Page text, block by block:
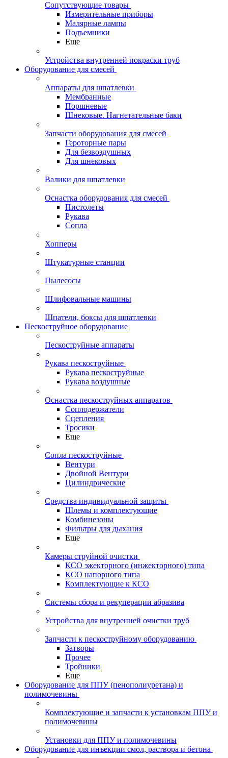
Сопутствующие товары
Измерительные приборы
Малярные лампы
Подъемники
Еще
Устройства внутренней покраски труб
Оборудование для смесей
Аппараты для шпатлевки
Мембранные
Поршневые
Шнековые. Нагнетательные баки
Запчасти оборудования для смесей
Героторные пары
Для безвоздушных
Для шнековых
Валики для шпатлевки
Оснастка оборудования для смесей
Пистолеты
Рукава
Сопла
Хопперы
Штукатурные станции
Пылесосы
Шлифовальные машины
Шпатели, боксы для шпатлевки
Пескоструйное оборудование
Пескоструйные аппараты
Рукава пескоструйные
Рукава пескоструйные
Рукава воздушные
Оснастка пескоструйных аппаратов
Соплодержатели
Сцепления
Тросики
Еще
Сопла пескоструйные
Вентури
Двойной Вентури
Цилиндрические
Средства индивидуальной защиты
Шлемы и комплектующие
Комбинезоны
Фильтры для дыхания
Еще
Камеры струйной очистки
КСО эжекторного (инжекторного) типа
КСО напорного типа
Комплектующие к КСО
Системы сбора и рекуперации абразива
Устройства для внутренней очистки труб
Запчасти к пескоструйному оборудованию
Затворы
Прочее
Тройники
Еще
Оборудование для ППУ (пенополиуретана) и
полимочевины
Комплектующие и запчасти к установкам ППУ и
полимочевины
Установки для ППУ и полимочевины
Оборудование для инъекции смол, раствора и бетона